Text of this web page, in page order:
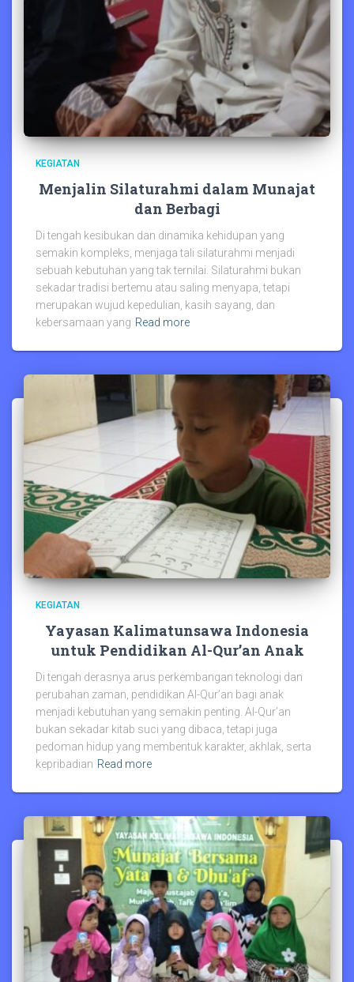
KEGIATAN
Menjalin Silaturahmi dalam Munajat
dan Berbagi
Di tengah kesibukan dan dinamika kehidupan yang
semakin kompleks, menjaga tali silaturahmi menjadi
sebuah kebutuhan yang tak ternilai. Silaturahmi bukan
sekadar tradisi bertemu atau saling menyapa, tetapi
merupakan wujud kepedulian, kasih sayang, dan
kebersamaan yang Read more
KEGIATAN
Yayasan Kalimatunsawa Indonesia
untuk Pendidikan Al-Qur’an Anak
Di tengah derasnya arus perkembangan teknologi dan
perubahan zaman, pendidikan Al-Qur’an bagi anak
menjadi kebutuhan yang semakin penting. Al-Qur’an
bukan sekadar kitab suci yang dibaca, tetapi juga
pedoman hidup yang membentuk karakter, akhlak, serta
kepribadian Read more